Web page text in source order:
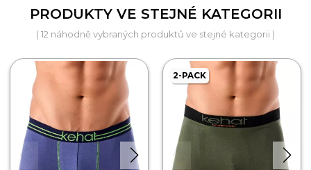
PRODUKTY VE STEJNÉ KATEGORII
( 12 náhodně vybraných produktů ve stejné kategorii )
2-PACK